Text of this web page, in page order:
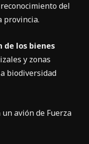
del
provincia.
los bienes
y zonas
biodiversidad
avión de Fuerza